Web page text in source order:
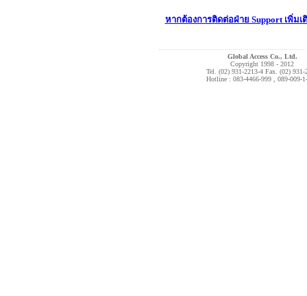
หากต้องการติดต่อฝ่าย Support เพิ่ม
Global Access Co., Ltd.
Copyright 1998 - 2012
Tel. (02) 931-2213-4 Fax. (02) 931-
Hotline : 083-4466-999 , 089-009-